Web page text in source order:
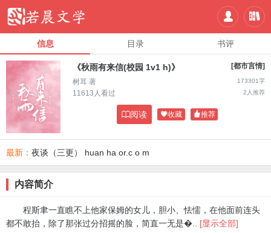
 
信息 目录 书评
[都市言情]
《秋雨有来信(校园 1v1 h)》
173301字
树耳 著
2人推荐
11613人看过
阅读 收藏 推荐
最新： 夜谈（三更） huan ha or.c o m
内容简介
程斯聿一直瞧不上他家保姆的女儿，胆小、怯懦，在他面前连头
都不敢抬，除了那张过分招摇的脸，简直一无是�.. [显示全部]